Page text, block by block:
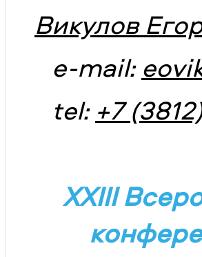
Викулов
e-mail:
tel: +7
XXIII